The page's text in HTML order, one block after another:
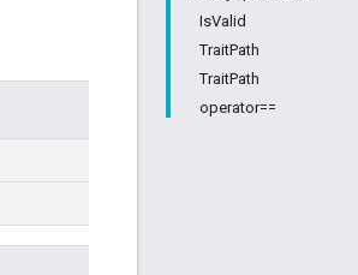
IsValid
TraitPath
TraitPath
operator==